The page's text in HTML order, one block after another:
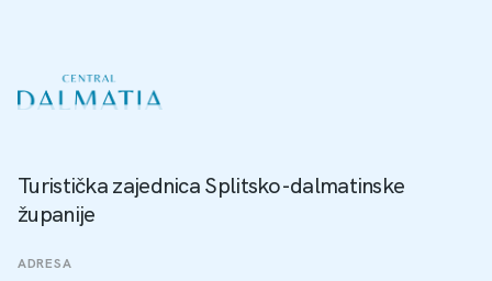
Turistička zajednica Splitsko-dalmatinske
županije
ADRESA